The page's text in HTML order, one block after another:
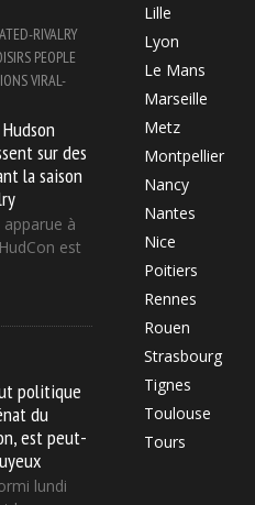
RIVALRY
PEOPLE
VIRAL-
sur des
la saison
à
est
politique
du
est peut-
lundi
Lille
Lyon
Le Mans
Marseille
Metz
Montpellier
Nancy
Nantes
Nice
Poitiers
Rennes
Rouen
Strasbourg
Tignes
Toulouse
Tours